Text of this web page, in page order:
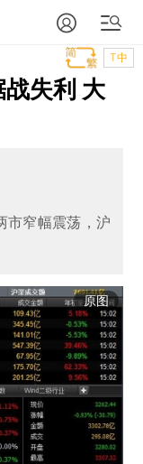
T中
失利 大
市窄幅震荡，沪
原图